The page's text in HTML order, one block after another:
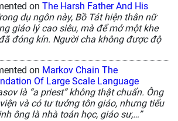
on The Harsh Father And His
dụ ngôn này, Bồ Tát hiện thân nữ
giáo lý cao siêu, mà để mở một khe
đóng kín. Người cha không được độ
on Markov Chain The
Of Large Scale Language
là “a priest” không thật chuẩn. Ông
và có tư tưởng tôn giáo, nhưng tiểu
ông là nhà toán học, giáo sư,…”